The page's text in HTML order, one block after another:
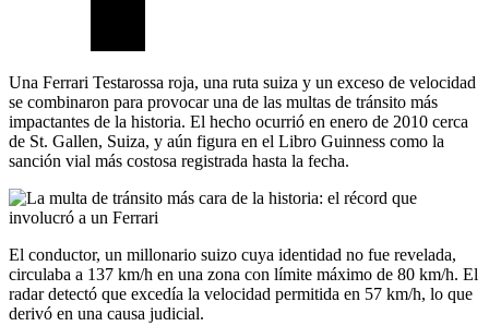
Una Ferrari Testarossa roja, una ruta suiza y un exceso de velocidad
se combinaron para provocar una de las multas de tránsito más
impactantes de la historia. El hecho ocurrió en enero de 2010 cerca
de St. Gallen, Suiza, y aún figura en el Libro Guinness como la
sanción vial más costosa registrada hasta la fecha.
El conductor, un millonario suizo cuya identidad no fue revelada,
circulaba a 137 km/h en una zona con límite máximo de 80 km/h. El
radar detectó que excedía la velocidad permitida en 57 km/h, lo que
derivó en una causa judicial.